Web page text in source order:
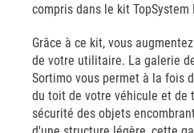
compris dans le kit TopSystem
Grâce à ce kit, vous
de votre utilitaire. La galerie
Sortimo vous permet à la fois
du toit de votre véhicule et de
sécurité des objets